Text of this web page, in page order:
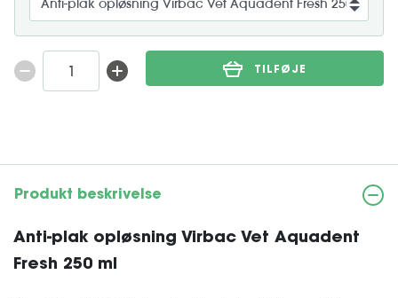
TILFØJE
Produkt beskrivelse
Anti-plak opløsning Virbac Vet Aquadent
Fresh 250 ml